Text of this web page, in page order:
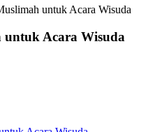
untuk Acara Wisuda
Acara Wisuda